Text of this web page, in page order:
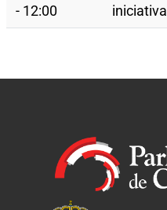
- 12:00
iniciativa